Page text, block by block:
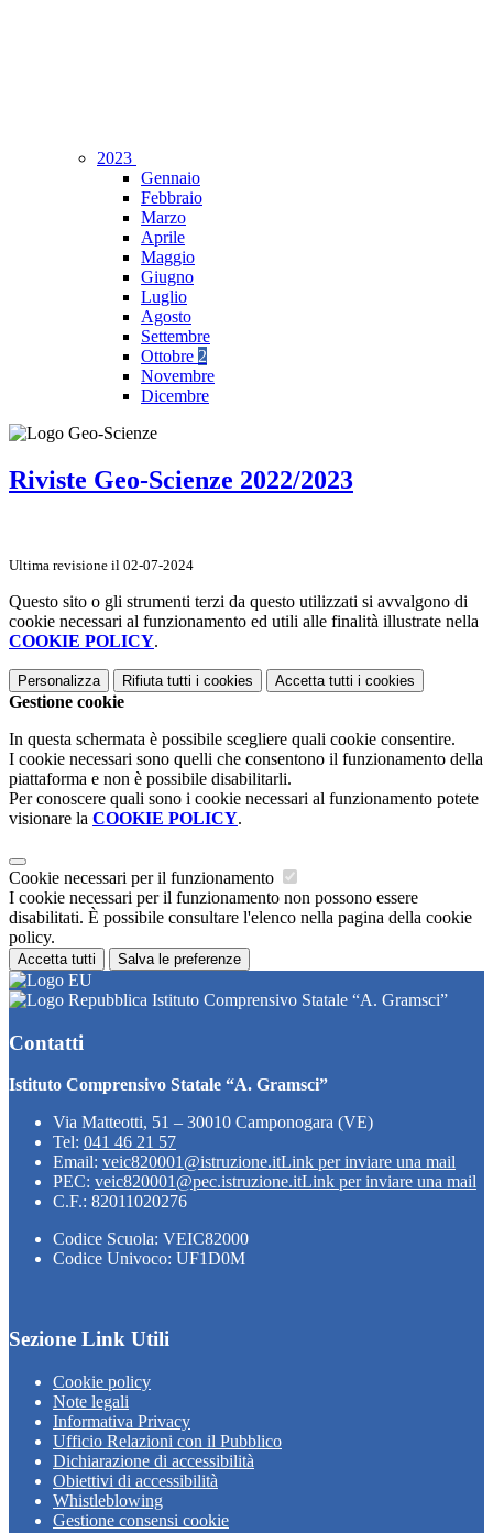
2023
Gennaio
Febbraio
Marzo
Aprile
Maggio
Giugno
Luglio
Agosto
Settembre
Ottobre 2
Novembre
Dicembre
Riviste Geo-Scienze 2022/2023
Ultima revisione il 02-07-2024
Questo sito o gli strumenti terzi da questo utilizzati si avvalgono di
cookie necessari al funzionamento ed utili alle finalità illustrate nella
COOKIE POLICY.
Personalizza Rifiuta tutti i cookies Accetta tutti i cookies
Gestione cookie
In questa schermata è possibile scegliere quali cookie consentire.
I cookie necessari sono quelli che consentono il funzionamento della
piattaforma e non è possibile disabilitarli.
Per conoscere quali sono i cookie necessari al funzionamento potete
visionare la COOKIE POLICY.
Cookie necessari per il funzionamento
I cookie necessari per il funzionamento non possono essere
disabilitati. È possibile consultare l'elenco nella pagina della cookie
policy.
Accetta tutti Salva le preferenze
Istituto Comprensivo Statale “A. Gramsci”
Contatti
Istituto Comprensivo Statale “A. Gramsci”
Via Matteotti, 51 – 30010 Camponogara (VE)
Tel: 041 46 21 57
Email: veic820001@istruzione.itLink per inviare una mail
PEC: veic820001@pec.istruzione.itLink per inviare una mail
C.F.: 82011020276
Codice Scuola: VEIC82000
Codice Univoco: UF1D0M
Sezione Link Utili
Cookie policy
Note legali
Informativa Privacy
Ufficio Relazioni con il Pubblico
Dichiarazione di accessibilità
Obiettivi di accessibilità
Whistleblowing
Gestione consensi cookie